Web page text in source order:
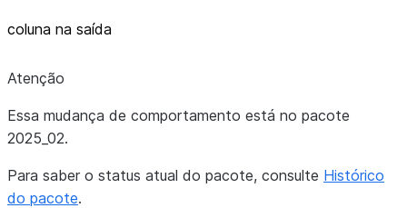
coluna na saída
Atenção
Essa mudança de comportamento está no pacote
2025_02.
Para saber o status atual do pacote, consulte Histórico
do pacote.